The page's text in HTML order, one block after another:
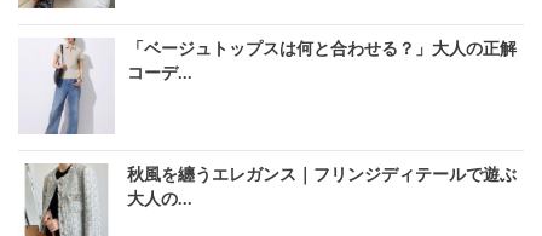
「ベージュトップスは何と合わせる？」大人の正解
コーデ...
秋風を纏うエレガンス｜フリンジディテールで遊ぶ
大人の...